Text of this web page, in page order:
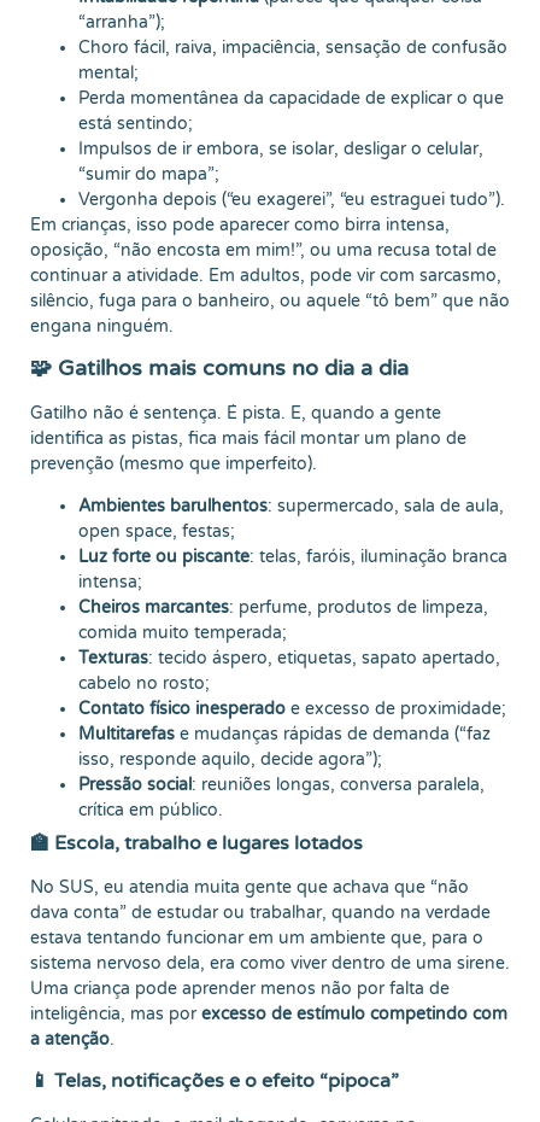
“arranha”);
Choro fácil, raiva, impaciência, sensação de confusão
mental;
Perda momentânea da capacidade de explicar o que
está sentindo;
Impulsos de ir embora, se isolar, desligar o celular,
“sumir do mapa”;
Vergonha depois (“eu exagerei”, “eu estraguei tudo”).
Em crianças, isso pode aparecer como birra intensa,
oposição, “não encosta em mim!”, ou uma recusa total de
continuar a atividade. Em adultos, pode vir com sarcasmo,
silêncio, fuga para o banheiro, ou aquele “tô bem” que não
engana ninguém.
🧩 Gatilhos mais comuns no dia a dia
Gatilho não é sentença. É pista. E, quando a gente
identifica as pistas, fica mais fácil montar um plano de
prevenção (mesmo que imperfeito).
Ambientes barulhentos: supermercado, sala de aula,
open space, festas;
Luz forte ou piscante: telas, faróis, iluminação branca
intensa;
Cheiros marcantes: perfume, produtos de limpeza,
comida muito temperada;
Texturas: tecido áspero, etiquetas, sapato apertado,
cabelo no rosto;
Contato físico inesperado e excesso de proximidade;
Multitarefas e mudanças rápidas de demanda (“faz
isso, responde aquilo, decide agora”);
Pressão social: reuniões longas, conversa paralela,
crítica em público.
🏫 Escola, trabalho e lugares lotados
No SUS, eu atendia muita gente que achava que “não
dava conta” de estudar ou trabalhar, quando na verdade
estava tentando funcionar em um ambiente que, para o
sistema nervoso dela, era como viver dentro de uma sirene.
Uma criança pode aprender menos não por falta de
inteligência, mas porexcesso de estímulo competindo com
a atenção.
📱 Telas, notificações e o efeito “pipoca”